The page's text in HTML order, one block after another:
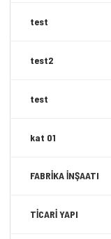
test
test2
test
kat 01
FABRİKA İNŞAATI
TİCARİ YAPI